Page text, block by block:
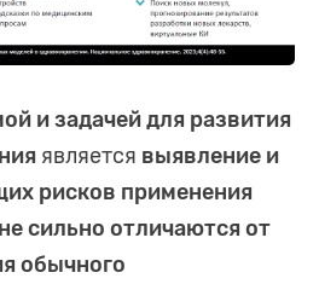
и задачей для развития
является выявление и
рисков применения
сильно отличаются от
обычного